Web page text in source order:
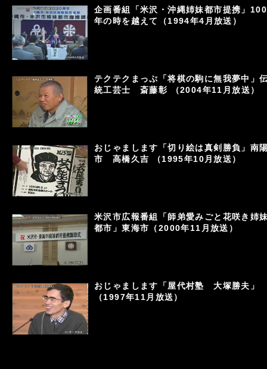
企画番組「米沢・沖縄姉妹都市提携」100
年の時を越えて（1994年4月放送）
テクテクまっぷ「将棋の駒に無我夢中」
統工芸士 斎藤彰 （2004年11月放送）
おじゃまします「切り絵は真剣勝負」南
市 高橋久吉 （1995年10月放送）
米沢市広報番組「師弟愛みごと花咲き姉
都市」東海市（2000年11月放送）
おじゃまします「屋代村塾 大塚勝夫」
（1997年11月放送）